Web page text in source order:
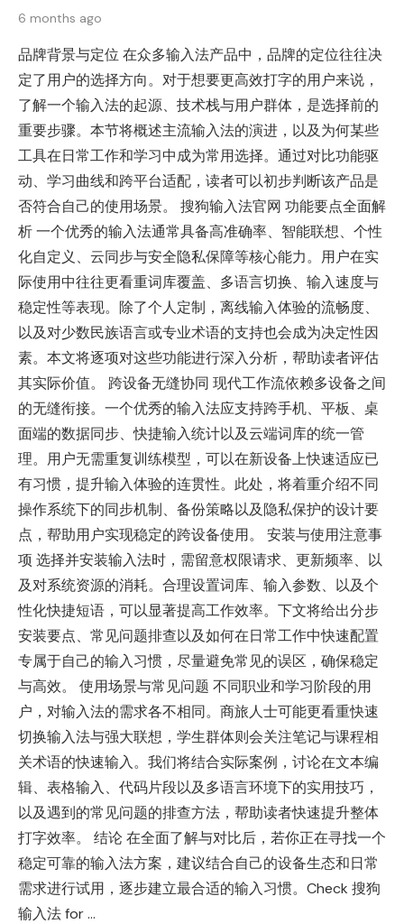
6 months ago
品牌背景与定位 在众多输入法产品中，品牌的定位往往决
定了用户的选择方向。对于想要更高效打字的用户来说，
了解一个输入法的起源、技术栈与用户群体，是选择前的
重要步骤。本节将概述主流输入法的演进，以及为何某些
工具在日常工作和学习中成为常用选择。通过对比功能驱
动、学习曲线和跨平台适配，读者可以初步判断该产品是
否符合自己的使用场景。 搜狗输入法官网 功能要点全面解
析 一个优秀的输入法通常具备高准确率、智能联想、个性
化自定义、云同步与安全隐私保障等核心能力。用户在实
际使用中往往更看重词库覆盖、多语言切换、输入速度与
稳定性等表现。除了个人定制，离线输入体验的流畅度、
以及对少数民族语言或专业术语的支持也会成为决定性因
素。本文将逐项对这些功能进行深入分析，帮助读者评估
其实际价值。 跨设备无缝协同 现代工作流依赖多设备之间
的无缝衔接。一个优秀的输入法应支持跨手机、平板、桌
面端的数据同步、快捷输入统计以及云端词库的统一管
理。用户无需重复训练模型，可以在新设备上快速适应已
有习惯，提升输入体验的连贯性。此处，将着重介绍不同
操作系统下的同步机制、备份策略以及隐私保护的设计要
点，帮助用户实现稳定的跨设备使用。 安装与使用注意事
项 选择并安装输入法时，需留意权限请求、更新频率、以
及对系统资源的消耗。合理设置词库、输入参数、以及个
性化快捷短语，可以显著提高工作效率。下文将给出分步
安装要点、常见问题排查以及如何在日常工作中快速配置
专属于自己的输入习惯，尽量避免常见的误区，确保稳定
与高效。 使用场景与常见问题 不同职业和学习阶段的用
户，对输入法的需求各不相同。商旅人士可能更看重快速
切换输入法与强大联想，学生群体则会关注笔记与课程相
关术语的快速输入。我们将结合实际案例，讨论在文本编
辑、表格输入、代码片段以及多语言环境下的实用技巧，
以及遇到的常见问题的排查方法，帮助读者快速提升整体
打字效率。 结论 在全面了解与对比后，若你正在寻找一个
稳定可靠的输入法方案，建议结合自己的设备生态和日常
需求进行试用，逐步建立最合适的输入习惯。Check 搜狗
输入法 for …